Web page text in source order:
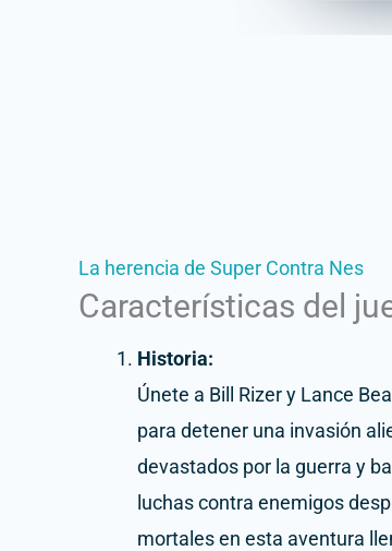
La herencia de Super Contra Nes
Características del
Historia:
Únete a Bill Rizer y Lance
para detener una invasión
devastados por la guerra y
luchas contra enemigos
mortales en esta aventura